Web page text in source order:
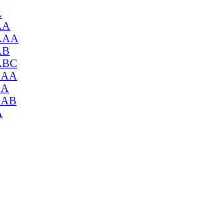
AA
AB